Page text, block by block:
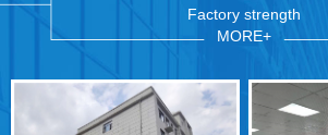
Factory strength
MORE+